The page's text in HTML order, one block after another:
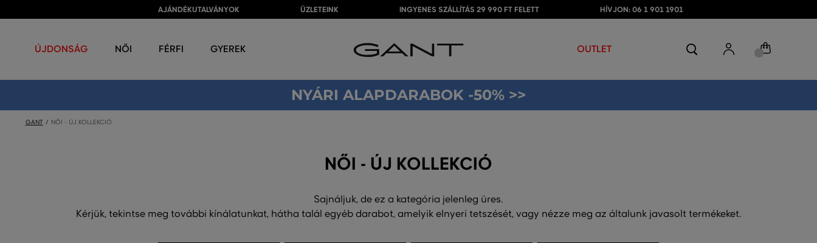
AJÁNDÉKUTALVÁNYOK ÜZLETEINK INGYENES SZÁLLÍTÁS 29 990 FT FELETT HÍVJON: 06 1 901 1901
ÚJDONSÁG NŐI FÉRFI GYEREK OUTLET
NYÁRI ALAPDARABOK -50% >>
GANT NŐI - ÚJ KOLLEKCIÓ
NŐI - ÚJ KOLLEKCIÓ
Sajnáljuk, de ez a kategória jelenleg üres.
Kérjük, tekintse meg további kínálatunkat, hátha talál egyéb darabot, amelyik elnyeri tetszését, vagy nézze meg az általunk javasolt termékeket.